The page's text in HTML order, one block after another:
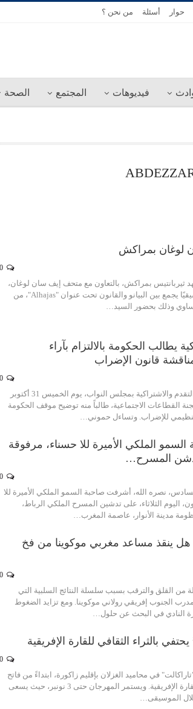
حوار أسئلة من نحن ؟
فيديوهات المجتمع الصحة
لوغان بمراكش
ثيربانتيس بمراكش، بالتعاون مع متحف إيف سان لوغان،
يوم الأربعاء 30 أكتوبر 2024، حفلًا موسيقيًا يجمع بين البيانو والقانون تحت عنوان "Alhajas"، من
وذلك بحضور السيد
يطالب الحكومة بالالتزام بآراء
قانون الإضراب
وجه رشيد حموني، رئيس فريق حزب التقدم والاشتراكية بمجلس النواب، يوم الخميس 31 أكتوبر
لجنة القطاعات الاجتماعية، طالباً منه توضيح موقف الحكومة
للإضراب. وتساءل حموني…
الملكي الأميرة للا حسناء، مرفوقة
المسرح…
نصره الله، أشرفت صاحبة السمو الملكي الأميرة للا
اليوم الثلاثاء، على تدشين المسرح الملكي الرباط،
مدينة الأنوار، عاصمة المغرب…
هل ينقذ مساعد مغربي موكوينا من فخ
من القلق والترقب بسبب سلسلة النتائج السلبية التي
الجنوب إفريقي رولاني موكوينا. ومع تزايد الضغوط
النادي في البحث عن حلول…
بالثراء الثقافي للقارة الإفريقية
في محاميد الغزلان بإقليم زاكورة، ابتداءً من فاتح
نونبر المقبل، احتفاءً بالثراء الثقافي للقارة الإفريقية. ويستمر المهرجان حتى 3 نونبر، حيث يسعى
الموسيقى…